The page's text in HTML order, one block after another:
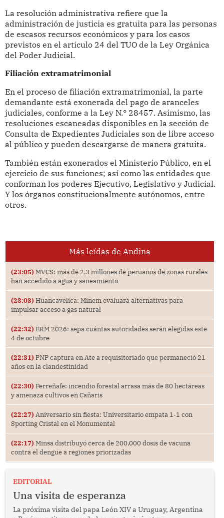
La resolución administrativa refiere que la
administración de justicia es gratuita para las personas
de escasos recursos económicos y para los casos
previstos en el artículo 24 del TUO de la Ley Orgánica
del Poder Judicial.
Filiación extramatrimonial
En el proceso de filiación extramatrimonial, la parte
demandante está exonerada del pago de aranceles
judiciales, conforme a la Ley N.° 28457. Asimismo, las
resoluciones escaneadas disponibles en la sección de
Consulta de Expedientes Judiciales son de libre acceso
al público y pueden descargarse de manera gratuita.
También están exonerados el Ministerio Público, en el
ejercicio de sus funciones; así como las entidades que
conforman los poderes Ejecutivo, Legislativo y Judicial.
Y los órganos constitucionalmente autónomos, entre
otros.
Más leídas de Andina
(23:05) MVCS: más de 2.3 millones de peruanos de zonas rurales
han accedido a agua y saneamiento
(23:03) Huancavelica: Minem evaluará alternativas para
impulsar acceso a gas natural
(22:32) ERM 2026: sepa cuántas autoridades serán elegidas este
4 de octubre
(22:31) PNP captura en Ate a requisitoriado que permaneció 21
años en la clandestinidad
(22:30) Ferreñafe: incendio forestal arrasa más de 80 hectáreas
y amenaza cultivos en Cañaris
(22:27) Aniversario sin fiesta: Universitario empata 1-1 con
Sporting Cristal en el Monumental
(22:17) Minsa distribuyó cerca de 200,000 dosis de vacuna
contra el dengue a regiones priorizadas
EDITORIAL
Una visita de esperanza
La próxima visita del papa León XIV a Uruguay, Argentina